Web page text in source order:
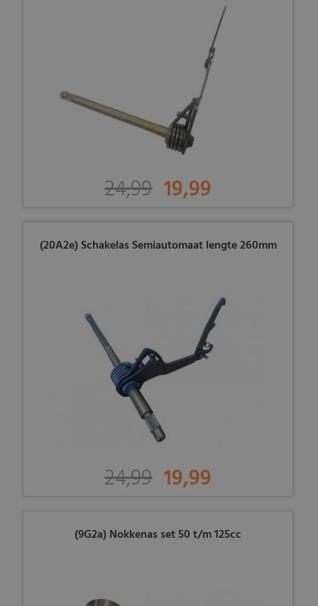
24,99 19,99
(20A2e) Schakelas Semiautomaat lengte 260mm
24,99 19,99
(9G2a) Nokkenas set 50 t/m 125cc